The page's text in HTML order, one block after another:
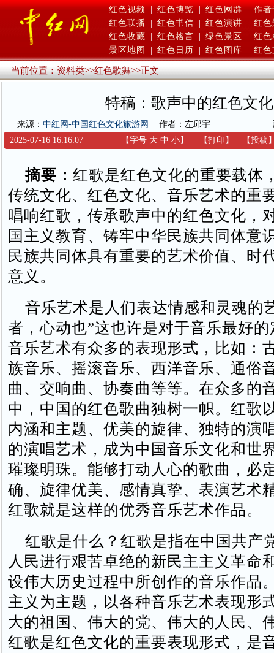
红色视频 | 红色博览 | 红色网群 | 作者
红色联播
红色书信 红色演讲
红色
红色收藏
红色格言 绿色景区
红色
景区地图
红色日历 红色图库 红色
当前位置：资料类>>红色歌舞>>正文
特稿：歌声中的红色文化
来源： 中红网-中国红色文化旅游网 作者：左邱宇
2025-07-16 16:16:07
【字号 大 中 小】 【打印 】 【投稿
摘要： 红歌是红色文化的重要载体
传统文化、红色文化、音乐艺术的重
唱响红歌，传承歌声中的红色文化，
国主义教育、铸牢中华民族共同体意
民族共同体具有重要的艺术价值、时
意义。
音乐艺术是人们表达情感和灵魂的
者，心动也”这也许是对于音乐最好
音乐艺术有众多的表现形式，比如：
族音乐、摇滚音乐、西洋音乐、通俗
曲、交响曲、协奏曲等等。在众多的
中，中国的红色歌曲独树一帜。红歌
内涵和主题、优美的旋律、独特的演
的演唱艺术，成为中国音乐文化和世
璀璨明珠。能够打动人心的歌曲，必
确、旋律优美、感情真挚、表演艺术
红歌就是这样的优秀音乐艺术作品。
红歌是什么？红歌是指在中国共产
人民进行艰苦卓绝的新民主主义革命
设伟大历史过程中所创作的音乐作品
主义为主题，以各种音乐艺术表现形
大的祖国、伟大的党、伟大的人民、
红歌是红色文化的重要表现形式，是